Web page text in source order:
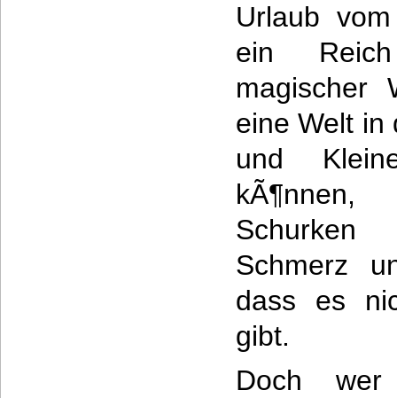
Urlaub
ein
magischer
eine Welt in
und
Schmerz
dass es
gibt.
Doch